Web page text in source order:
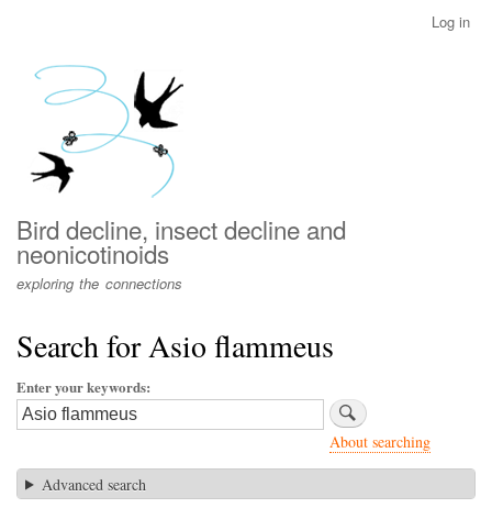
menu
Log in
Bird decline, insect decline and
neonicotinoids
exploring the connections
Search for Asio flammeus
Enter your keywords
About searching
Advanced search